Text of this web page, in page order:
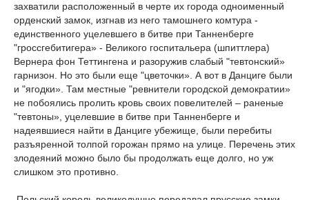
захватили расположенный в черте их города одноименный
орденский замок, изгнав из него тамошнего комтура -
единственного уцелевшего в битве при Танненберге
"гроссгебитигера» - Великого госпитальера (шпиттлера)
Вернера фон Теттингена и разоружив слабый "тевтонский»
гарнизон. Но это были еще "цветочки». А вот в Данциге были
и "ягодки». Там местные "ревнители городской демократии»
не побоялись пролить кровь своих повелителей – раненые
"тевтоны», уцелевшие в битве при Танненберге и
надеявшиеся найти в Данциге убежище, были перебиты
разъяренной толпой горожан прямо на улице. Перечень этих
злодеяний можно было бы продолжать еще долго, но уж
слишком это противно.